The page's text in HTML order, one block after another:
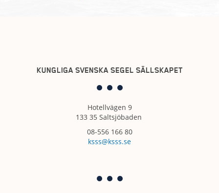
KUNGLIGA SVENSKA SEGEL SÄLLSKAPET
Hotellvägen 9
133 35 Saltsjöbaden
08-556 166 80
ksss@ksss.se